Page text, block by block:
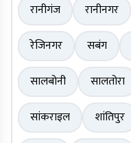
रानीगंज
रानीनगर
रेजिनगर
सबंग
सालबोनी
सालतोरा
सांकराइल
शांतिपुर